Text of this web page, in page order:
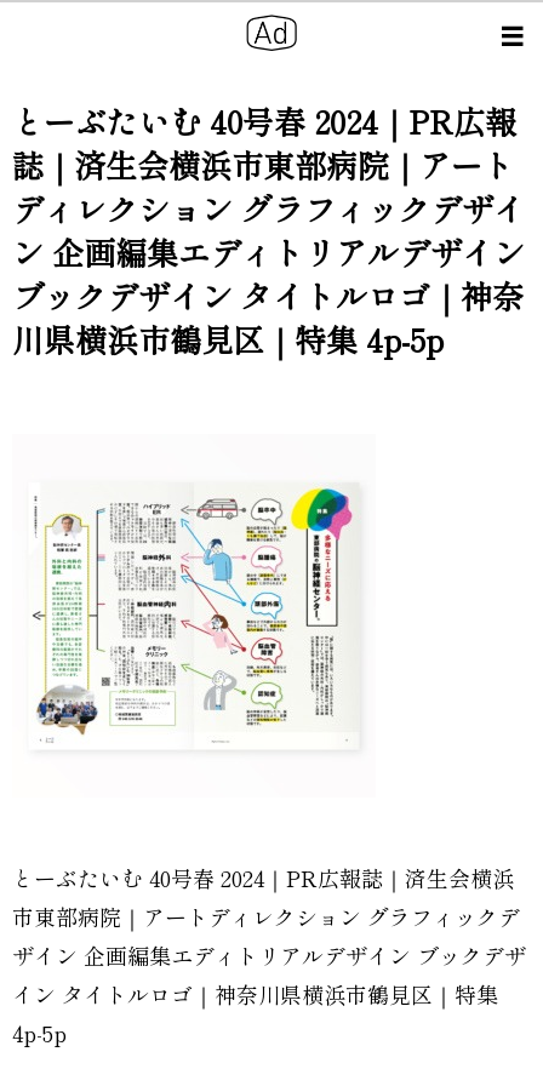
とーぶたいむ 40号春 2024｜PR広報
誌｜済生会横浜市東部病院｜アート
ディレクション グラフィックデザイ
ン 企画編集エディトリアルデザイン
ブックデザイン タイトルロゴ｜神奈
川県横浜市鶴見区｜特集 4p-5p
とーぶたいむ 40号春 2024｜PR広報誌｜済生会横浜
市東部病院｜アートディレクション グラフィックデ
ザイン 企画編集エディトリアルデザイン ブックデザ
イン タイトルロゴ｜神奈川県横浜市鶴見区｜特集
4p-5p